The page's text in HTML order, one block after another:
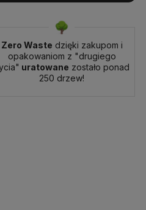
Zero Waste dzięki zakupom i
opakowaniom z "drugiego
uratowane zostało ponad
250 drzew!